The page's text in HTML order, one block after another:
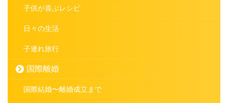
子供が喜ぶレシピ
日々の生活
子連れ旅行
国際離婚
国際結婚〜離婚成立まで